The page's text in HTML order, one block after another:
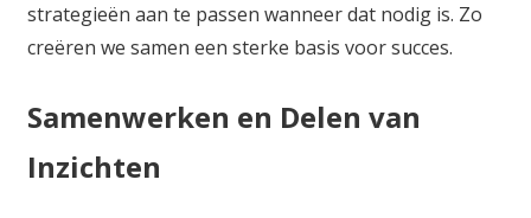
strategieën aan te passen wanneer dat nodig is. Zo
creëren we samen een sterke basis voor succes.
Samenwerken en Delen van
Inzichten